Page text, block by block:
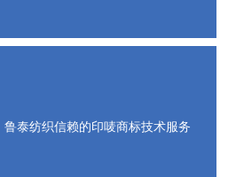
鲁泰纺织信赖的印唛商标技术服务